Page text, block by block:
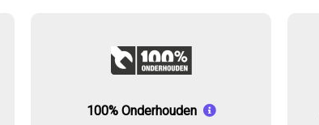
100% Onderhouden